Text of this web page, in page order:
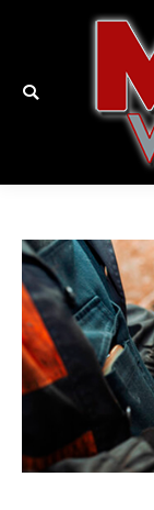
Buscar: